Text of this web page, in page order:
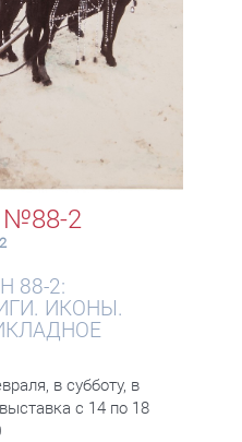
№88-2
88-2:
ИКОНЫ.
в субботу, в
с 14 по 18